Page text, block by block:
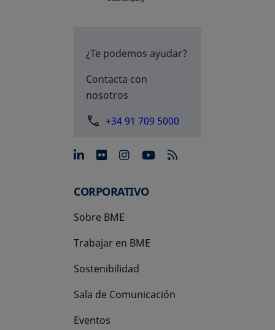
¿Te podemos ayudar?
Contacta con
nosotros
+34 91 709 5000
se abre en una pestaña
se abre en una pestaña
se abre en una
se abre en una
CORPORATIVO
Sobre BME
Trabajar en BME
Sostenibilidad
Sala de Comunicación
Eventos